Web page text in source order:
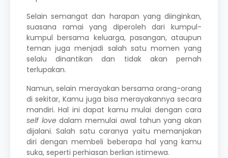
Selain semangat dan harapan yang diinginkan,
suasana ramai yang diperoleh dari kumpul-
kumpul bersama keluarga, pasangan, ataupun
teman juga menjadi salah satu momen yang
selalu dinantikan dan tidak akan pernah
terlupakan.
Namun, selain merayakan bersama orang-orang
di sekitar, Kamu juga bisa merayakannya secara
mandiri. Hal ini dapat kamu mulai dengan cara
self love dalam memulai awal tahun yang akan
dijalani. Salah satu caranya yaitu memanjakan
diri dengan membeli beberapa hal yang kamu
suka, seperti perhiasan berlian istimewa.